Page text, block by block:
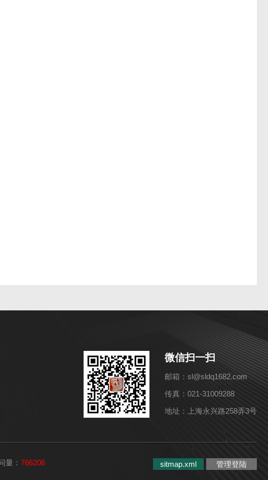
微信扫一扫
邮箱：sl@sldq1682.com
传真：021-31009288
地址：上海永兴路258弄3号
量： 766206 sitmap.xml 管理登陆